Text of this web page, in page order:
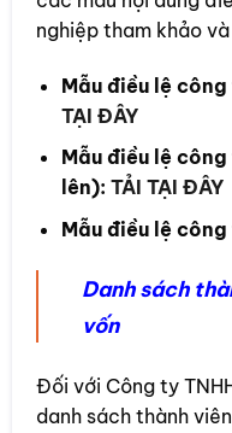
nghiệp tham khảo
Mẫu điều lệ
TẠI ĐÂY
Mẫu điều lệ
lên): TẢI TẠI ĐÂY
Mẫu điều lệ
Danh sách
vốn
Đối với Công ty
danh sách thành